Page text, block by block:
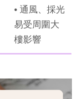
• 通風、採光
易受周圍大
樓影響